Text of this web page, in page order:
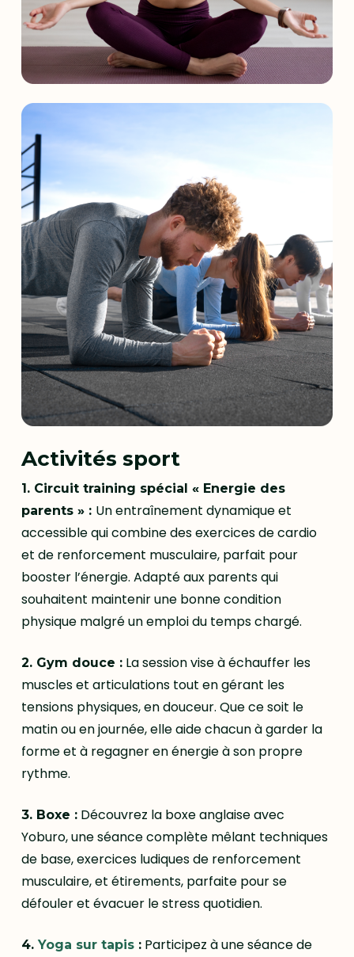
Activités sport
1. Circuit training spécial « Energie des
parents » : Un entraînement dynamique et
accessible qui combine des exercices de cardio
et de renforcement musculaire, parfait pour
booster l’énergie. Adapté aux parents qui
souhaitent maintenir une bonne condition
physique malgré un emploi du temps chargé.
2. Gym douce :La session vise à échauffer les
muscles et articulations tout en gérant les
tensions physiques, en douceur. Que ce soit le
matin ou en journée, elle aide chacun à garder la
forme et à regagner en énergie à son propre
rythme.
3. Boxe :Découvrez la boxe anglaise avec
Yoburo, une séance complète mêlant techniques
de base, exercices ludiques de renforcement
musculaire, et étirements, parfaite pour se
défouler et évacuer le stress quotidien.
4. Yoga sur tapis:Participez à une séance de